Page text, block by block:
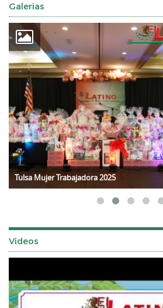
Galerias
Tulsa Mujer Trabajadora 2025
Videos